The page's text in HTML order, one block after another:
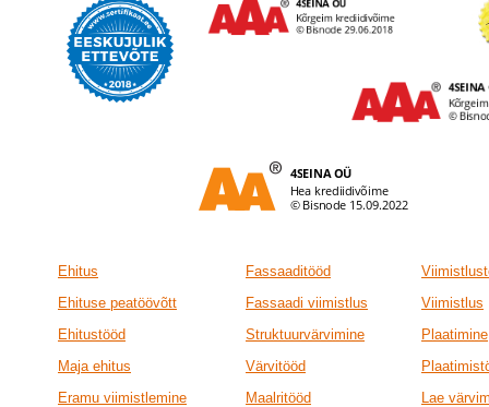
Ehitus Fassaaditööd
Ehituse peatöövõtt
Fassaadi viimistlus
Viimistlus
Ehitustööd
Struktuurvärvimine
Plaatimine
Maja ehitus
Värvitööd
Eramu viimistlemine
Maalritööd
Lae